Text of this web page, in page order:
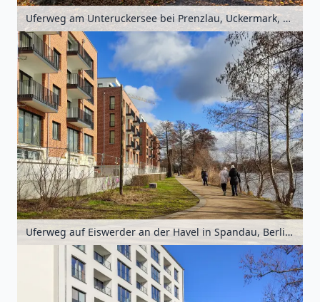
Uferweg am Unteruckersee bei Prenzlau, Uckermark, Brandenburg, Deutschland
Uferweg auf Eiswerder an der Havel in Spandau, Berlin, Deutschland